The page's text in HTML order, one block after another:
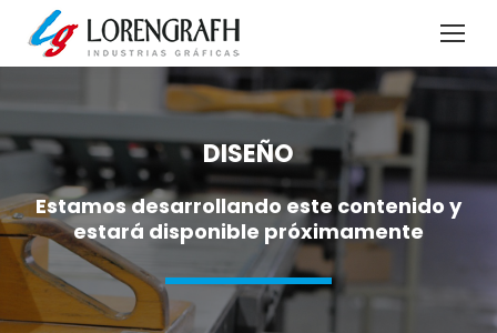
DISEÑO
Estamos desarrollando este contenido y
estará disponible próximamente